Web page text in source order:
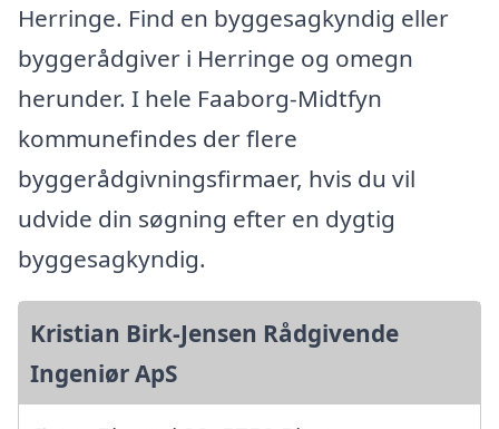
Herringe. Find en byggesagkyndig eller
byggerådgiver i Herringe og omegn
herunder. I hele Faaborg-Midtfyn
kommunefindes der flere
byggerådgivningsfirmaer, hvis du vil
udvide din søgning efter en dygtig
byggesagkyndig.
Kristian Birk-Jensen Rådgivende
Ingeniør ApS